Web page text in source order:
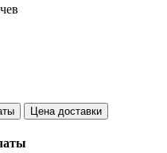
Цена доставки